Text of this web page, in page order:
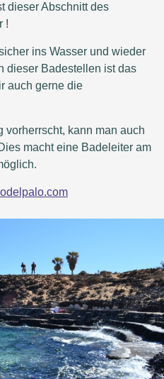
dieser Abschnitt des
!
ins Wasser und wieder
dieser Badestellen ist das
auch gerne die
kann man auch
macht eine Badeleiter am